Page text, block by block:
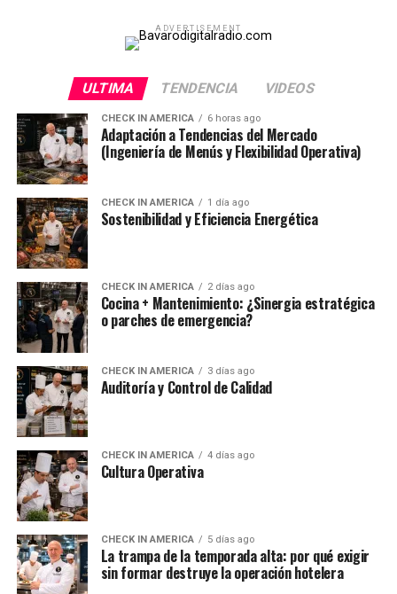
ADVERTISEMENT
ULTIMA TENDENCIA VIDEOS
CHECK IN AMERICA 6 horas ago
Adaptación a Tendencias del Mercado
(Ingeniería de Menús y Flexibilidad Operativa)
CHECK IN AMERICA 1 día ago
Sostenibilidad y Eficiencia Energética
CHECK IN AMERICA 2 días ago
Cocina + Mantenimiento: ¿Sinergia estratégica
o parches de emergencia?
CHECK IN AMERICA 3 días ago
Auditoría y Control de Calidad
CHECK IN AMERICA 4 días ago
Cultura Operativa
CHECK IN AMERICA 5 días ago
La trampa de la temporada alta: por qué exigir
sin formar destruye la operación hotelera